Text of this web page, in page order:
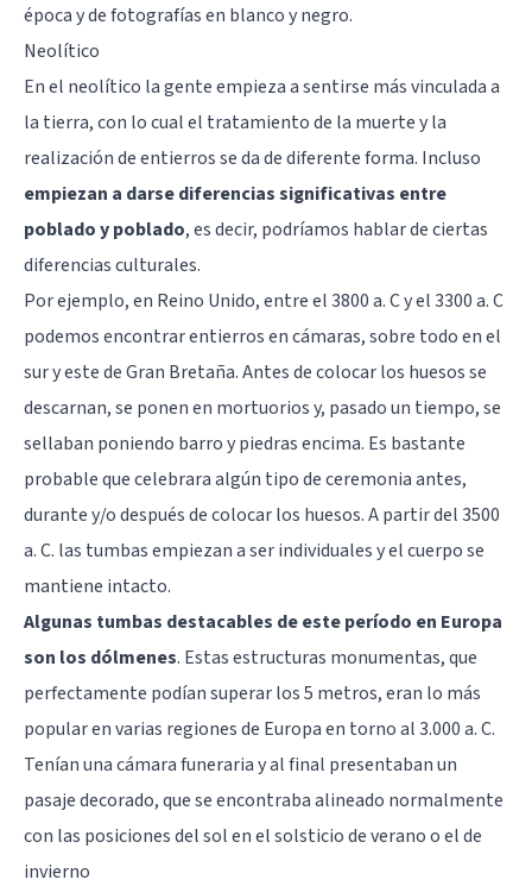
época y de fotografías en blanco y negro.
Neolítico
En el neolítico la gente empieza a sentirse más vinculada a
la tierra, con lo cual el tratamiento de la muerte y la
realización de entierros se da de diferente forma. Incluso
empiezan a darse diferencias significativas entre
poblado y poblado, es decir, podríamos hablar de ciertas
diferencias culturales.
Por ejemplo, en Reino Unido, entre el 3800 a. C y el 3300 a. C
podemos encontrar entierros en cámaras, sobre todo en el
sur y este de Gran Bretaña. Antes de colocar los huesos se
descarnan, se ponen en mortuorios y, pasado un tiempo, se
sellaban poniendo barro y piedras encima. Es bastante
probable que celebrara algún tipo de ceremonia antes,
durante y/o después de colocar los huesos. A partir del 3500
a. C. las tumbas empiezan a ser individuales y el cuerpo se
mantiene intacto.
Algunas tumbas destacables de este período en Europa
son los dólmenes. Estas estructuras monumentas, que
perfectamente podían superar los 5 metros, eran lo más
popular en varias regiones de Europa en torno al 3.000 a. C.
Tenían una cámara funeraria y al final presentaban un
pasaje decorado, que se encontraba alineado normalmente
con las posiciones del sol en el solsticio de verano o el de
invierno